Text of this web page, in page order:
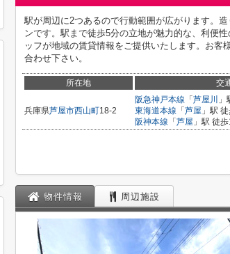
駅が周辺に2つあるので行動範囲が広がります。
ンです。駅まで徒歩5分の立地が魅力的な、利便
ッフが地域の賃貸情報をご提供いたします。お
合わせ下さい。
所在地 交
兵庫県芦屋市西山町18-2
阪急神戸本線 「 芦屋川
東海道本線 「 芦屋 」駅
阪神本線 「 芦屋 」駅 徒
物件情報 周辺施設